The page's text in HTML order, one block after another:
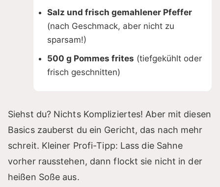
Salz und frisch gemahlener Pfeffer
(nach Geschmack, aber nicht zu
sparsam!)
500 g Pommes frites (tiefgekühlt oder
frisch geschnitten)
Siehst du? Nichts Kompliziertes! Aber mit diesen
Basics zauberst du ein Gericht, das nach mehr
schreit. Kleiner Profi-Tipp: Lass die Sahne
vorher rausstehen, dann flockt sie nicht in der
heißen Soße aus.